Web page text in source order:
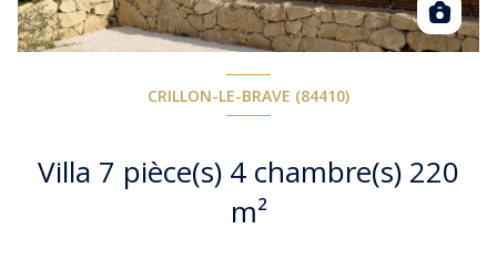
CRILLON-LE-BRAVE (84410)
Villa 7 pièce(s) 4 chambre(s) 220
m²